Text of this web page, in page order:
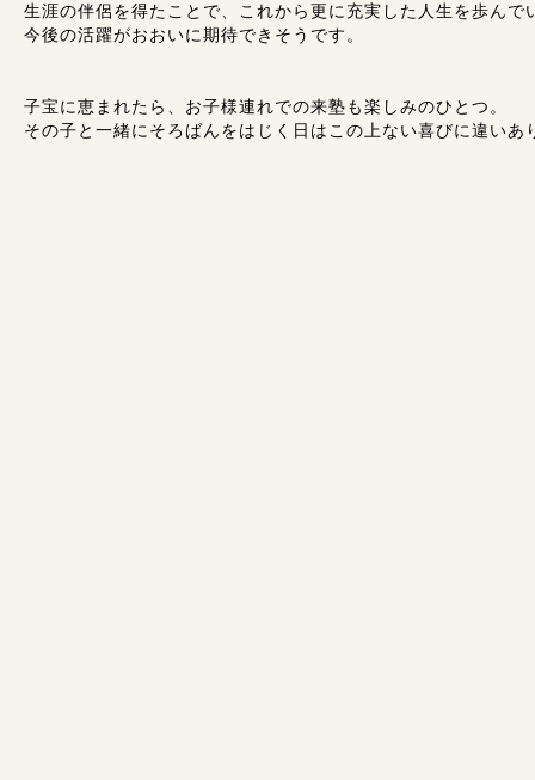
生涯の伴侶を得たことで、これから更に充実した人生を歩んで
今後の活躍がおおいに期待できそうです。
子宝に恵まれたら、お子様連れでの来塾も楽しみのひとつ。
その子と一緒にそろばんをはじく日はこの上ない喜びに違いあ